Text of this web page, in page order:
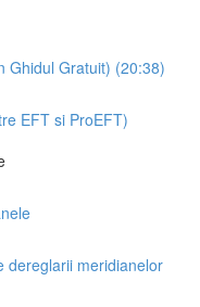
Ghidul Gratuit) (20:38)
EFT si ProEFT)
dereglarii meridianelor